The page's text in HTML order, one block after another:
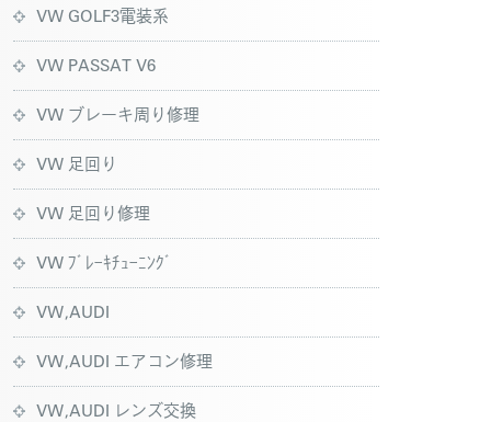
VW GOLF3電装系
VW PASSAT V6
VW ブレーキ周り修理
VW 足回り
VW 足回り修理
VW ﾌﾞﾚｰｷﾁｭｰﾆﾝｸﾞ
VW,AUDI
VW,AUDI エアコン修理
VW,AUDI レンズ交換